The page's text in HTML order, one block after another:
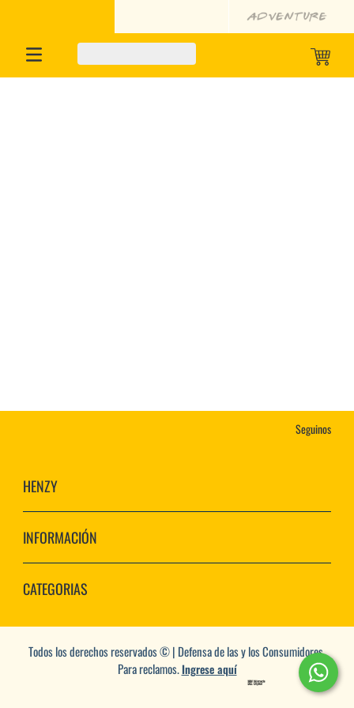
Seguinos
HENZY
INFORMACIÓN
CATEGORIAS
Todos los derechos reservados © | Defensa de las y los Consumidores.
Para reclamos.Ingrese aquí